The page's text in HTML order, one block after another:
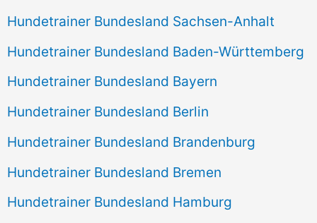
Hundetrainer Bundesland Sachsen-Anhalt
Hundetrainer Bundesland Baden-Württemberg
Hundetrainer Bundesland Bayern
Hundetrainer Bundesland Berlin
Hundetrainer Bundesland Brandenburg
Hundetrainer Bundesland Bremen
Hundetrainer Bundesland Hamburg